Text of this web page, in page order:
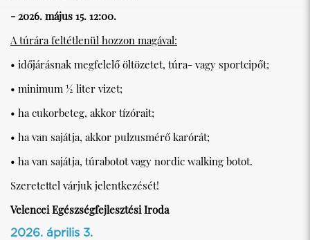
- 2026. május 15. 12:00.
A túrára feltétlenül hozzon magával:
• időjárásnak megfelelő öltözetet, túra- vagy sportcipőt;
• minimum ½ liter vizet;
• ha cukorbeteg, akkor tízórait;
• ha van sajátja, akkor pulzusmérő karórát;
• ha van sajátja, túrabotot vagy nordic walking botot.
Szeretettel várjuk jelentkezését!
Velencei Egészségfejlesztési Iroda
2026. április 3.